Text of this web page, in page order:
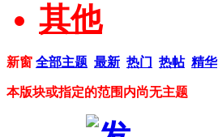
其他
新窗 全部主题 最新 热门 热帖 精华
本版块或指定的范围内尚无主题